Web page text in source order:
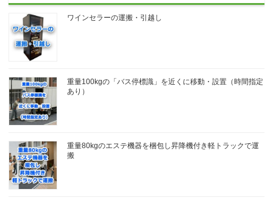
ワインセラーの運搬・引越し
重量100kgの「バス停標識」を近くに移動・設置（時間指定
あり）
重量80kgのエステ機器を梱包し昇降機付き軽トラックで運
搬